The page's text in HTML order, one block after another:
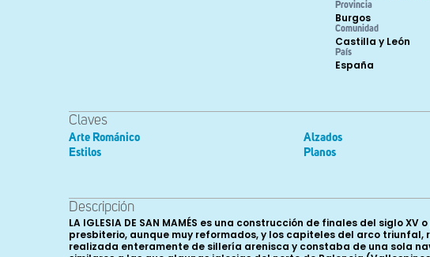
Provincia
Burgos
Comunidad
Castilla y León
País
España
Claves
Arte Románico
Estilos
Alzados
Planos
Descripción
LA IGLESIA DE SAN MAMÉS es una construcción de finales del siglo
presbiterio, aunque muy reformados, y los capiteles del arco
realizada enteramente de sillería arenisca y constaba de una sola